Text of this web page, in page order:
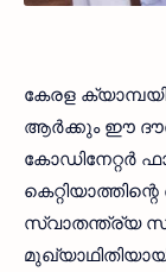
കേരള
ആര്‍ക്കും ഈ
കോഡിനേറ്റര്‍
സ്വാതന്ത്ര്യ